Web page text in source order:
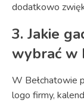
dodatkowo
3. Jakie
wybrać w
W Bełchatowie
logo firmy,